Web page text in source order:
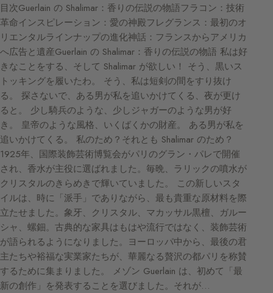
目次Guerlain の Shalimar：香りの伝説の物語フラコン：技術
革命インスピレーション：愛の神殿フレグランス：最初のオ
リエンタルラインナップの進化神話：フランスからアメリカ
へ広告と遺産Guerlain の Shalimar：香りの伝説の物語 私は好
きなことをする、そして Shalimar が欲しい！ そう、黒いス
トッキングを履いたわ。 そう、私は短剣の間をすり抜け
る。 探さないで、ある男が私を追いかけてくる、夜が更け
ると。 少し騎兵のような、少しジャガーのような男が好
き。 皇帝のような風格、いくばくかの財産。 ある男が私を
追いかけてくる。 私のため？それとも Shalimar のため？
1925年、国際装飾芸術博覧会がパリのグラン・パレで開催
され、香水が主役に選ばれました。毎晩、ラリックの噴水が
クリスタルのきらめきで輝いていました。 この新しいスタ
イルは、時に「派手」でありながら、最も貴重な原材料を際
立たせました。象牙、クリスタル、マカッサル黒檀、ガルー
シャ、螺鈿。古典的な家具はもはや流行ではなく、装飾芸術
が語られるようになりました。ヨーロッパ中から、最後の君
主たちや裕福な実業家たちが、華麗なる贅沢の都パリを称賛
するために集まりました。 メゾン Guerlain は、初めて「最
新の創作」を発表することを選びました。それが…